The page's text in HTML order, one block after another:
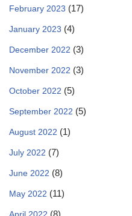
February 2023 (17)
January 2023 (4)
December 2022 (3)
November 2022 (3)
October 2022 (5)
September 2022 (5)
August 2022 (1)
July 2022 (7)
June 2022 (8)
May 2022 (11)
(8)